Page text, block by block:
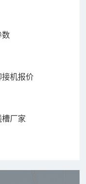
数
接机报价
槽厂家